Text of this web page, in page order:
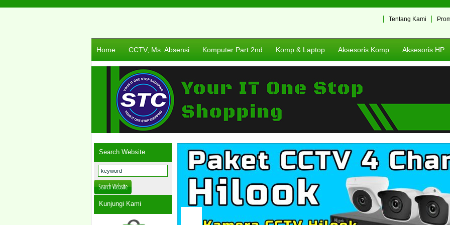
Tentang Kami
Home CCTV, Ms. Absensi Komputer Part 2nd Komp & Laptop Aksesoris Komp Aksesoris HP
Search Website
Kunjungi Kami